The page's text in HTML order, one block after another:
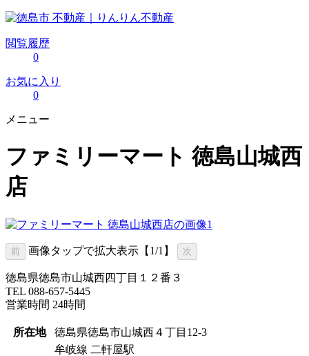
閲覧履歴
0
お気に入り
0
メニュー
ファミリーマート 徳島山城西
店
前 画像タップで拡大表示【 1/1】 次
徳島県徳島市山城西四丁目１２番３
TEL 088-657-5445
営業時間 24時間
所在地 徳島県徳島市山城西４丁目12-3
牟岐線 二軒屋駅